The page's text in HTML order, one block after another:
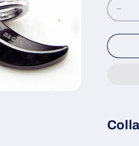
per
con
Idea